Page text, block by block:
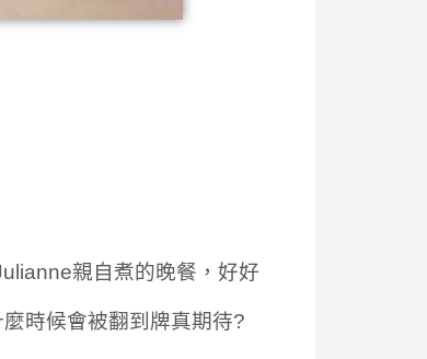
親自煮的晚餐，好好
時候會被翻到牌真期待?